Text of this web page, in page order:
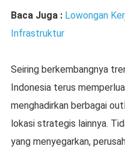
Baca Juga : Lowongan
Infrastruktur
Seiring berkembangnya
Indonesiaterus
menghadirkan berbagai
lokasi strategis lainnya.
yang menyegarkan,